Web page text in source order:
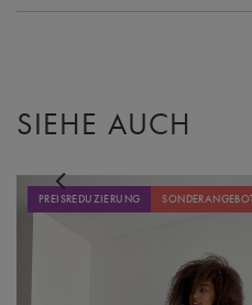
SIEHE AUCH
PREISREDUZIERUNG